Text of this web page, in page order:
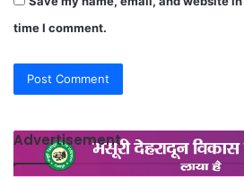
time I comment.
Advertisement